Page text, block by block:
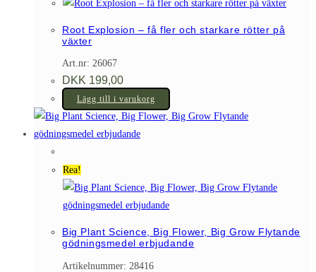
Root Explosion – få fler och starkare rötter på
växter
Art.nr: 26067
DKK 199,00
Lägg till i varukorg
Rea!
Big Plant Science, Big Flower, Big Grow Flytande
gödningsmedel erbjudande
Artikelnummer: 28416